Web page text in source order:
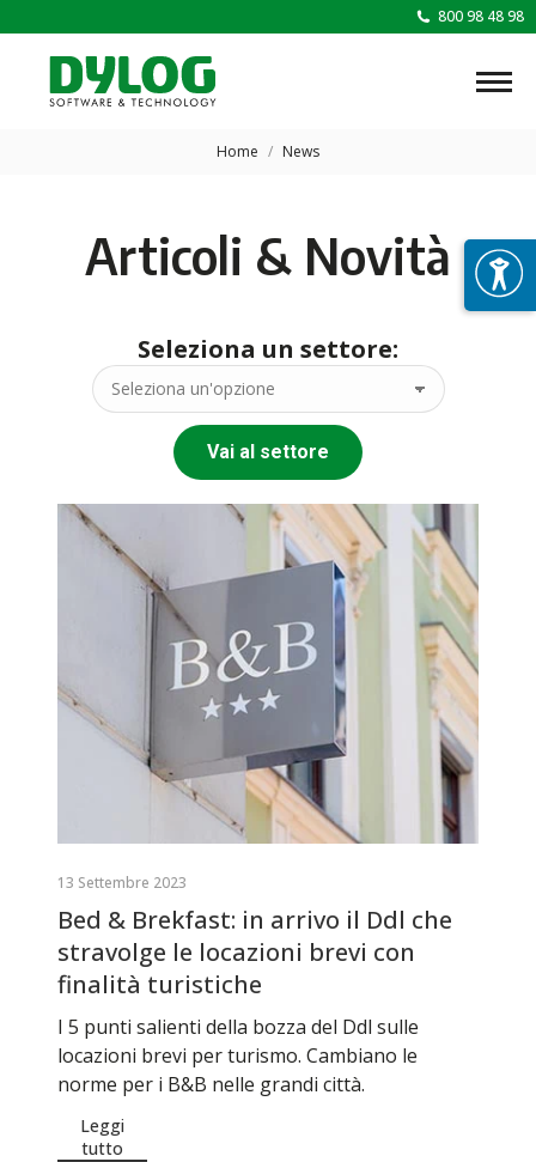
800 98 48 98
Tu sei qui:
Home News
Articoli & Novità
Seleziona un settore:
Vai al settore
13 Settembre 2023
Bed & Brekfast: in arrivo il Ddl che
stravolge le locazioni brevi con
finalità turistiche
I 5 punti salienti della bozza del Ddl sulle
locazioni brevi per turismo. Cambiano le
norme per i B&B nelle grandi città.
Leggi
tutto